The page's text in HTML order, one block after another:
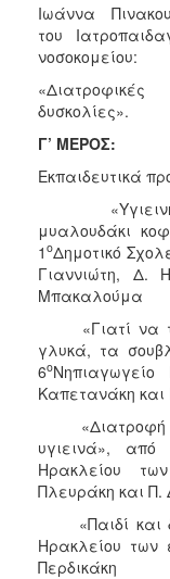
Ιωάννα
του
νοσοκομείου:
δυσκολίες».
Γ’ ΜΕΡΟΣ:
Εκπαιδευτικά
«Υγιεινή
μυαλουδάκι
1 οΔημοτικό
Γιαννιώτη, Δ.
«Γιατί να
γλυκά, τα
6οΝηπιαγωγείο
Καπετανάκη
«Διατροφή
υγιεινά»,
Ηρακλείου
Πλευράκη και Π.
«Παιδί και
Ηρακλείου των
Περδικάκη